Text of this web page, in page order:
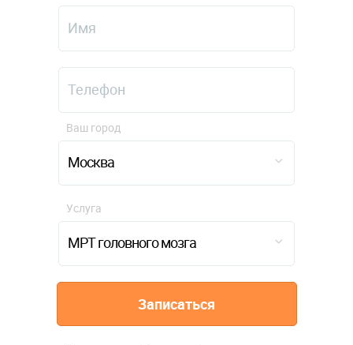
Москва
Ваш город
МРТ головного мозга
Услуга
Записаться